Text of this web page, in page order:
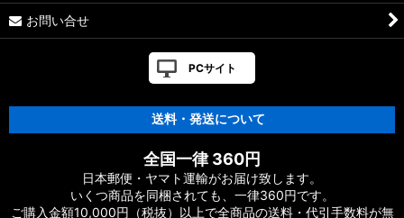
お問い合せ
PCサイト
送料・発送について
全国一律 360円
日本郵便・ヤマト運輸がお届け致します。
いくつ商品を同梱されても、一律360円です。
ご購入金額10,000円（税抜）以上で全商品の送料・代引手数料が無